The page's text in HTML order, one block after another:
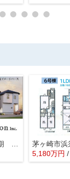
茅ヶ崎市美住町4期 全６棟 1号棟
5,180万円